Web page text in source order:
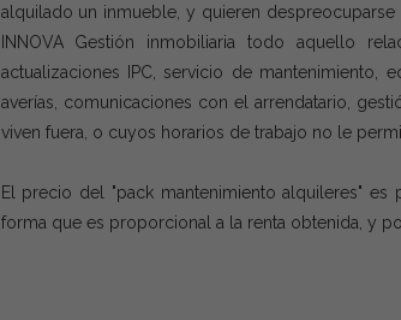
alquilado un inmueble, y quieren
INNOVA Gestión inmobiliaria todo aquello
actualizaciones IPC, servicio de mantenimiento,
averías, comunicaciones con el arrendatario,
viven fuera, o cuyos horarios de trabajo no le
El precio del "pack mantenimiento alquileres"
forma que es proporcional a la renta obtenida, y